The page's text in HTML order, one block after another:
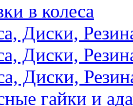
в колеса
Диски,
Диски,
Диски,
гайки и